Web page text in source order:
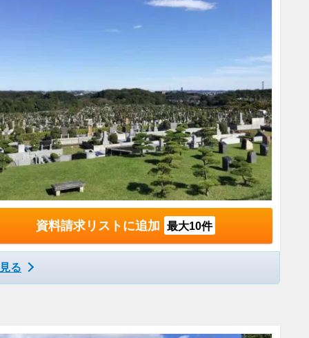
資料請求リストに追加 最大10件
る